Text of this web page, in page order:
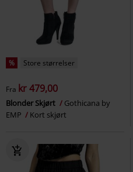
% Store størrelser
Fra kr 479,00
Blonder Skjørt
Gothicana by
EMP
Kort skjørt